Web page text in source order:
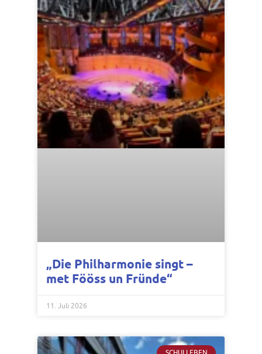
„Die Philharmonie singt –
met Fööss un Fründe“
11. Juli 2026